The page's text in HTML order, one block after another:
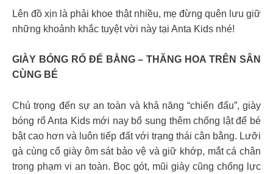
Lên đồ xịn là phải khoe thật nhiều, mẹ đừng quên lưu giữ
những khoảnh khắc tuyệt vời này tại Anta Kids nhé!
GIÀY BÓNG RỔ ĐẾ BẰNG – THĂNG HOA TRÊN SÂN
CÙNG BÉ
Chú trọng đến sự an toàn và khả năng “chiến đấu”, giày
bóng rổ Anta Kids mới nay bổ sung thêm chống lật để bé
bật cao hơn và luôn tiếp đất với trạng thái cân bằng. Lưỡi
gà cùng cổ giày ôm sát bảo vệ và giữ khớp, mắt cá chân
trong phạm vi an toàn. Bọc gót, mũi giày cũng chống lực